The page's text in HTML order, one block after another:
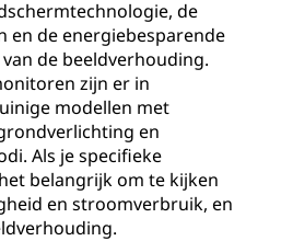
de
en de energiebesparende
de beeldverhouding.
zijn er in
modellen met
en
Als je specifieke
belangrijk om te kijken
en stroomverbruik, en